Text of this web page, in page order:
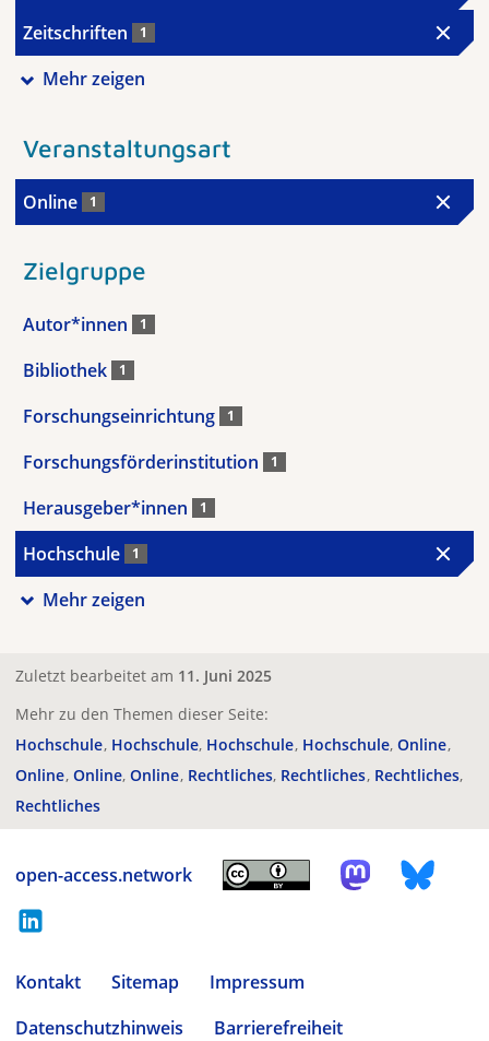
Zeitschriften 1
Mehr zeigen
Veranstaltungsart
Online 1
Zielgruppe
Autor*innen 1
Bibliothek 1
Forschungseinrichtung 1
Forschungsförderinstitution 1
Herausgeber*innen 1
Hochschule 1
Mehr zeigen
Zuletzt bearbeitet am 11. Juni 2025
Mehr zu den Themen dieser Seite:
Hochschule Hochschule Hochschule Hochschule Online
Online Online Online Rechtliches Rechtliches Rechtliches
Rechtliches
open-access.network
Kontakt Sitemap
Impressum
Datenschutzhinweis
Barrierefreiheit